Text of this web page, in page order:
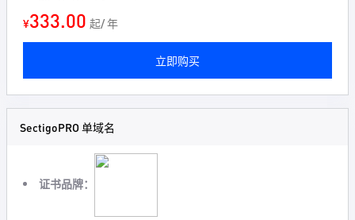
¥333.00 起/ 年
立即购买
SectigoPRO 单域名
证书品牌：